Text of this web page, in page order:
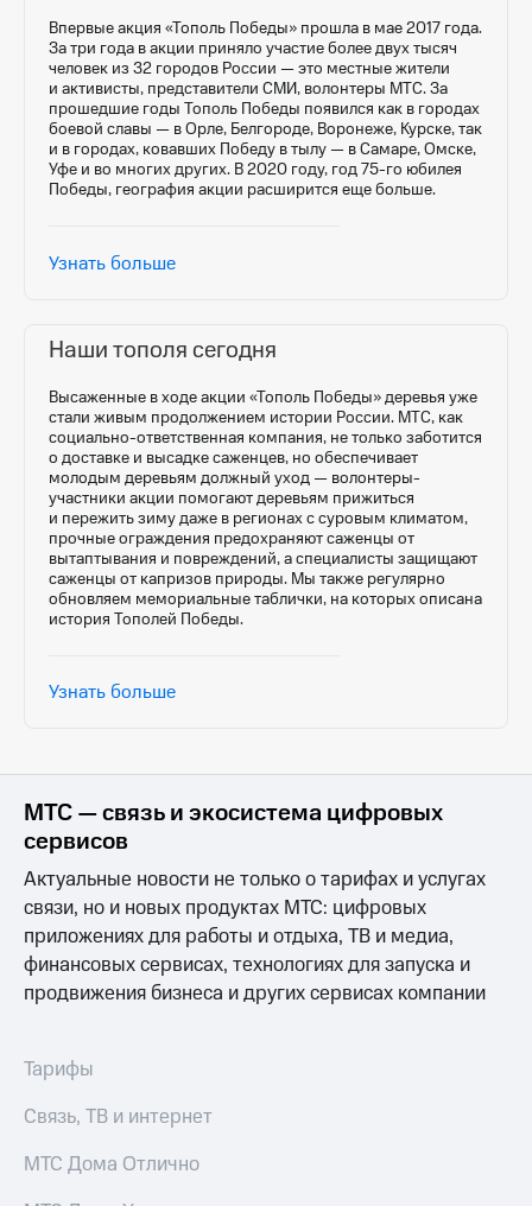
развитие
деловая этика
На главную
Впервые акция «Тополь Победы» прошла в мае 2017 года.
За три года в акции приняло участие более двух тысяч
человек из 32 городов России — это местные жители
и активисты, представители СМИ, волонтеры МТС. За
прошедшие годы Тополь Победы появился как в городах
боевой славы — в Орле, Белгороде, Воронеже, Курске, так
и в городах, ковавших Победу в тылу — в Самаре, Омске,
Уфе и во многих других. В 2020 году, год75-го юбилея
Победы, география акции расширится еще больше.
Узнать больше
Наши тополя сегодня
Высаженные в ходе акции «Тополь Победы» деревья уже
стали живым продолжением истории России. МТС, как
социально-ответственная компания, не только заботится
о доставке и высадке саженцев, но обеспечивает
молодым деревьям должный уход — волонтеры-
участники акции помогают деревьям прижиться
и пережить зиму даже в регионах с суровым климатом,
прочные ограждения предохраняют саженцы от
вытаптывания и повреждений, а специалисты защищают
саженцы от капризов природы. Мы также регулярно
обновляем мемориальные таблички, на которых описана
история Тополей Победы.
Узнать больше
МТС — связь и экосистема цифровых
сервисов
Актуальные новости не только о тарифах и услугах
связи, но и новых продуктах МТС: цифровых
приложениях для работы и отдыха, ТВ и медиа,
финансовых сервисах, технологиях для запуска и
продвижения бизнеса и других сервисах компании
Тарифы
Связь, ТВ и интернет
МТС Дома Отлично